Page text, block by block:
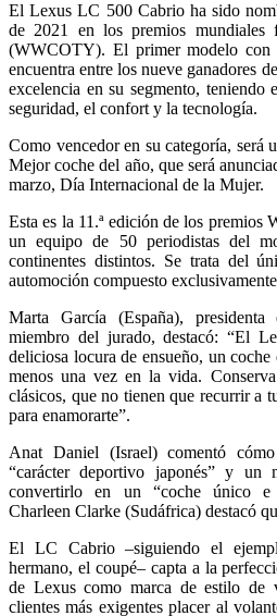
El Lexus LC 500 Cabrio ha sido
de 2021 en los premios mundiales
(WWCOTY). El primer modelo con
encuentra entre los nueve ganadores
excelencia en su segmento, teniendo
seguridad, el confort y la tecnología.
Como vencedor en su categoría, será
Mejor coche del año, que será
marzo, Día Internacional de la Mujer.
Esta es la 11.ª edición de los premios
un equipo de 50 periodistas del
continentes distintos. Se trata del
automoción compuesto
Marta García (España),
miembro del jurado, destacó: “El
deliciosa locura de ensueño, un
menos una vez en la vida.
clásicos, que no tienen que recurrir a
para enamorarte”.
Anat Daniel (Israel) comentó
“carácter deportivo japonés” y un
convertirlo en un “coche único e
Charleen Clarke (Sudáfrica) destacó
El LC Cabrio –siguiendo el
hermano, el coupé– capta a la
de Lexus como marca de estilo
clientes más exigentes placer al